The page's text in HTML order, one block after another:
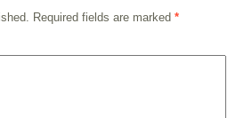
Required fields are marked *